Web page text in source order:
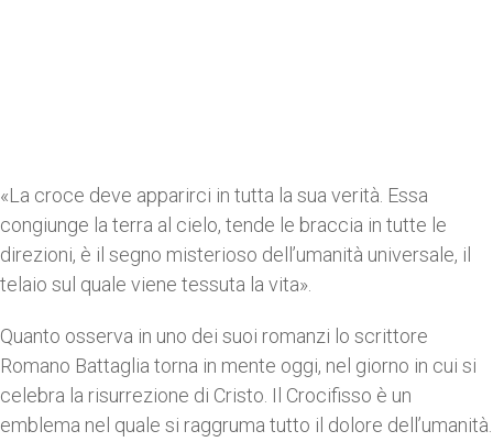
«La croce deve apparirci in tutta la sua verità. Essa
congiunge la terra al cielo, tende le braccia in tutte le
direzioni, è il segno misterioso dell’umanità universale, il
telaio sul quale viene tessuta la vita».
Quanto osserva in uno dei suoi romanzi lo scrittore
Romano Battaglia torna in mente oggi, nel giorno in cui si
celebra la risurrezione di Cristo. Il Crocifisso è un
emblema nel quale si raggruma tutto il dolore dell’umanità.